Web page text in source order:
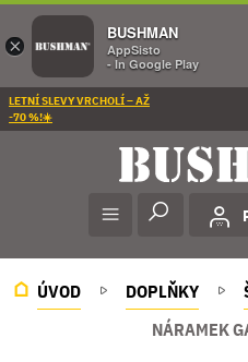
LETNÍ SLEVY VRCHOLÍ – AŽ
-70 %!☀️
ÚVOD DOPLŇKY
NÁRAMEK
×
BUSHMAN
AppSisto
- In Google Play